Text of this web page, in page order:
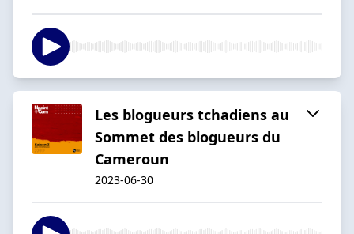
Les blogueurs tchadiens au
Sommet des blogueurs du
Cameroun
2023-06-30